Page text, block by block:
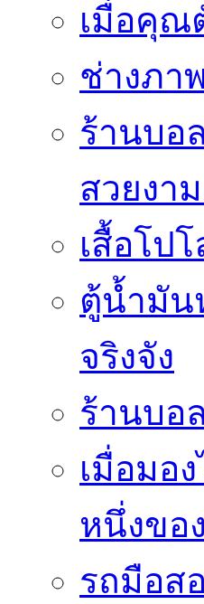
เมื่อคุณ
ช่างภา
ร้านบอ
สวยงา
เสื้อโป
ตู้น้ำมัน
จริงจัง
ร้านบอ
เมื่อมอ
หนึ่งขอ
รถมือส